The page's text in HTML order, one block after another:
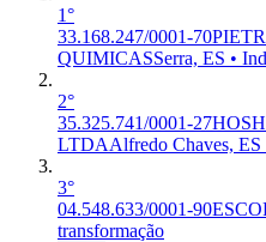
1°
33.168.247/0001-70
QUIMICASSerra, ES •
2°
35.325.741/0001-27
LTDAAlfredo Chaves, ES
3°
04.548.633/0001-90
transformação